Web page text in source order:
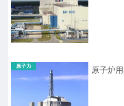
原子力 原子炉